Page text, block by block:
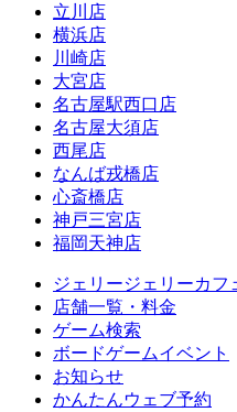
立川店
横浜店
川崎店
大宮店
名古屋駅西口店
名古屋大須店
西尾店
なんば戎橋店
心斎橋店
神戸三宮店
福岡天神店
ジェリージェリーカフ
店舗一覧・料金
ゲーム検索
ボードゲームイベント
お知らせ
かんたんウェブ予約